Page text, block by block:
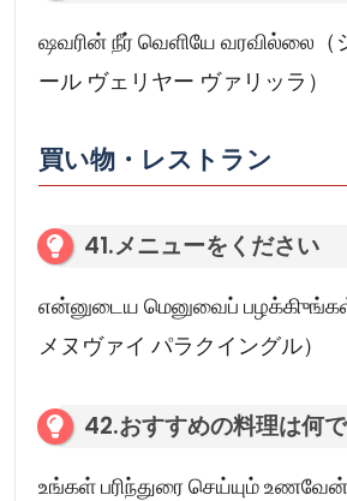
ஷவரின் நீர் வெளியே வரவில்லை（
ール ヴェリヤー ヴァリッラ）
買い物・レストラン
41.メニューをください
என்னுடைய மெனுவைப்
メヌヴァイ パラクイングル）
42.おすすめの料理は何
உங்கள் பரிந்துரை செய்யும்